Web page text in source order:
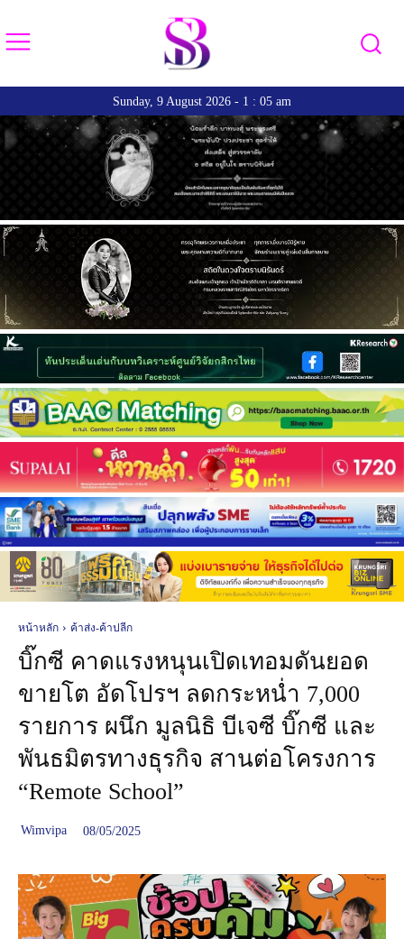
Sunday, 9 August 2026 - 1 : 05 am
หน้าหลัก ค้าส่ง-ค้าปลีก
บิ๊กซี คาดแรงหนุนเปิดเทอมดันยอด
ขายโต อัดโปรฯ ลดกระหน่ำ 7,000
รายการ ผนึก มูลนิธิ บีเจซี บิ๊กซี และ
พันธมิตรทางธุรกิจ สานต่อโครงการ
“Remote School”
Wimvipa 08/05/2025